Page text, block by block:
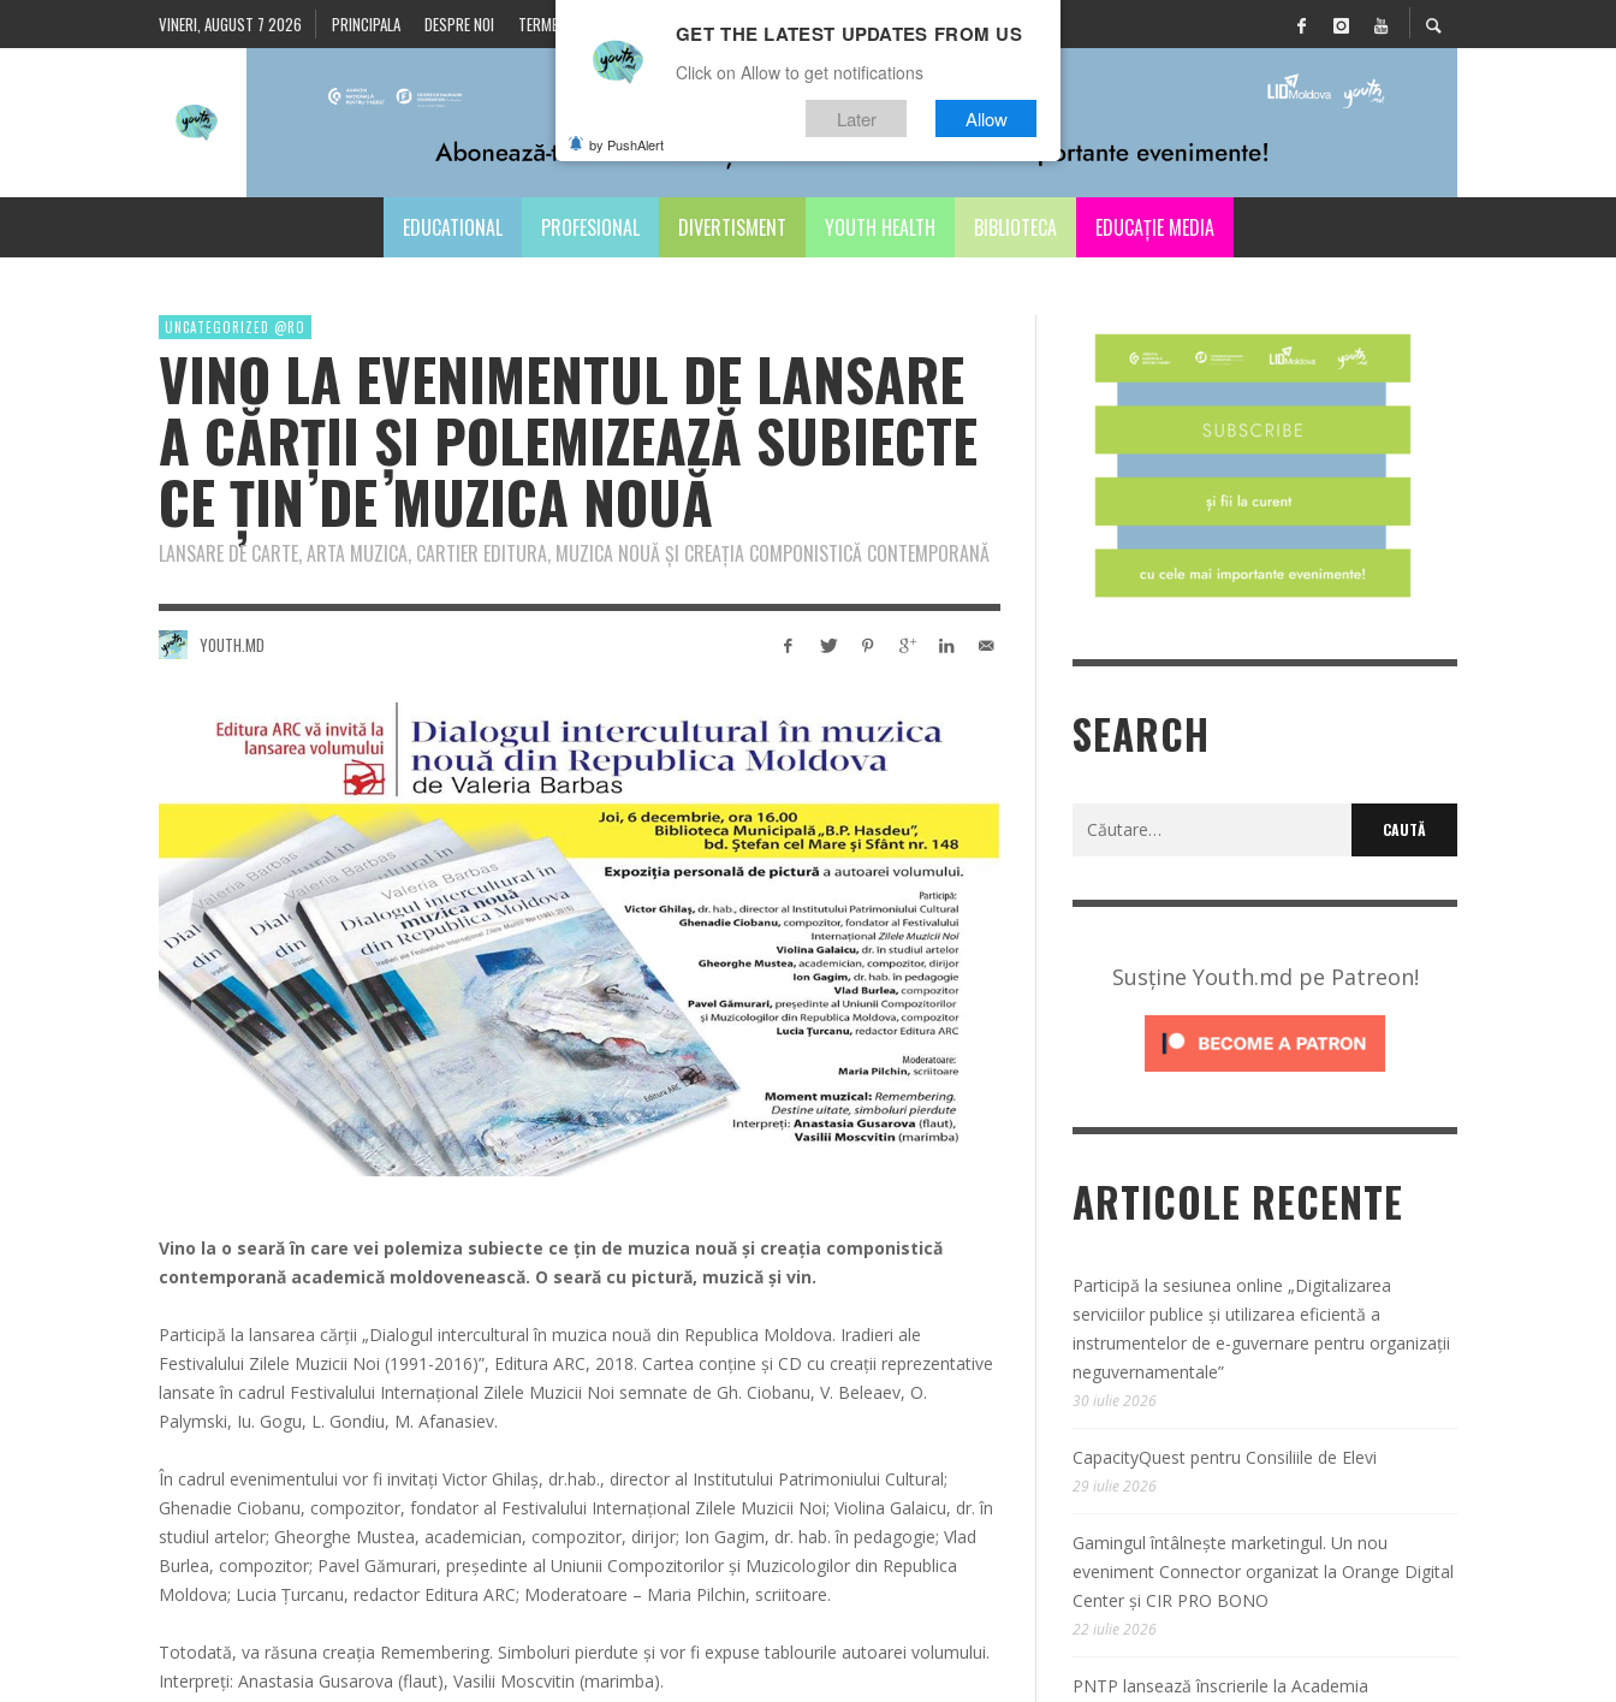
VINERI, AUGUST 7 2026 PRINCIPALA DESPRE NOI TERMENI ȘI CONDIȚII CONTACTE
EDUCATIONAL PROFESIONAL DIVERTISMENT YOUTH HEALTH BIBLIOTECA EDUCAȚIE MEDIA
UNCATEGORIZED @RO
VINO LA EVENIMENTUL DE LANSARE
A CĂRȚII ȘI POLEMIZEAZĂ SUBIECTE
CE ȚIN DE MUZICA NOUĂ
LANSARE DE CARTE, ARTA MUZICA, CARTIER EDITURA, MUZICA NOUĂ ȘI CREAȚIA COMPONISTICĂ CONTEMPORANĂ
YOUTH.MD
Vino la o seară în care vei polemiza subiecte ce țin de muzica nouă și creația componistică
contemporană academică moldovenească. O seară cu pictură, muzică și vin.
Participă la lansarea cărții „Dialogul intercultural în muzica nouă din Republica Moldova. Iradieri ale
Festivalului Zilele Muzicii Noi (1991-2016)”, Editura ARC, 2018. Cartea conține și CD cu creații reprezentative
lansate în cadrul Festivalului Internațional Zilele Muzicii Noi semnate de Gh. Ciobanu, V. Beleaev, O.
Palymski, Iu. Gogu, L. Gondiu, M. Afanasiev.
În cadrul evenimentului vor fi invitați Victor Ghilaș, dr.hab., director al Institutului Patrimoniului Cultural;
Ghenadie Ciobanu, compozitor, fondator al Festivalului Internațional Zilele Muzicii Noi; Violina Galaicu, dr. în
studiul artelor; Gheorghe Mustea, academician, compozitor, dirijor; Ion Gagim, dr. hab. în pedagogie; Vlad
Burlea, compozitor; Pavel Gămurari, președinte al Uniunii Compozitorilor și Muzicologilor din Republica
Moldova; Lucia Țurcanu, redactor Editura ARC; Moderatoare – Maria Pilchin, scriitoare.
Totodată, va răsuna creația Remembering. Simboluri pierdute și vor fi expuse tablourile autoarei volumului.
Interpreți: Anastasia Gusarova (flaut), Vasilii Moscvitin (marimba).
SEARCH
Caută
Susține Youth.md pe Patreon!
ARTICOLE RECENTE
Participă la sesiunea online „Digitalizarea
serviciilor publice și utilizarea eficientă a
instrumentelor de e-guvernare pentru organizații
neguvernamentale”
30 iulie 2026
CapacityQuest pentru Consiliile de Elevi
29 iulie 2026
Gamingul întâlnește marketingul. Un nou
eveniment Connector organizat la Orange Digital
Center și CIR PRO BONO
22 iulie 2026
PNTP lansează înscrierile la Academia
GET THE LATEST UPDATES FROM US
Click on Allow to get notifications
Later Allow
by PushAlert